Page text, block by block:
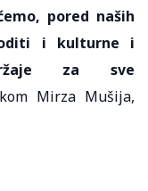
pored naših
i kulturne i
za sve
Mirza Mušija,